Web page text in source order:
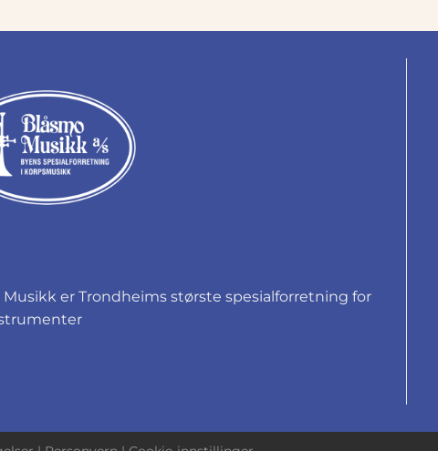
Musikk er Trondheims største spesialforretning for